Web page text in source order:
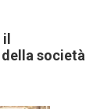
società